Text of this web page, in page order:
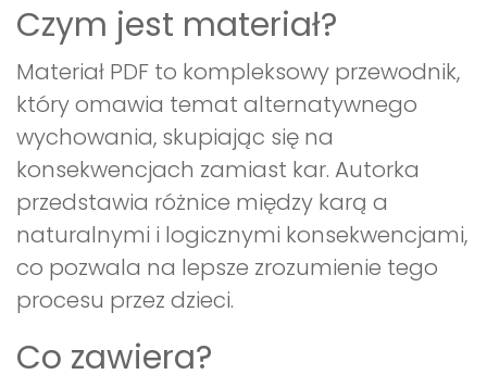
Czym jest materiał?
Materiał PDF to kompleksowy przewodnik,
który omawia temat alternatywnego
wychowania, skupiając się na
konsekwencjach zamiast kar. Autorka
przedstawia różnice między karą a
naturalnymi i logicznymi konsekwencjami,
co pozwala na lepsze zrozumienie tego
procesu przez dzieci.
Co zawiera?